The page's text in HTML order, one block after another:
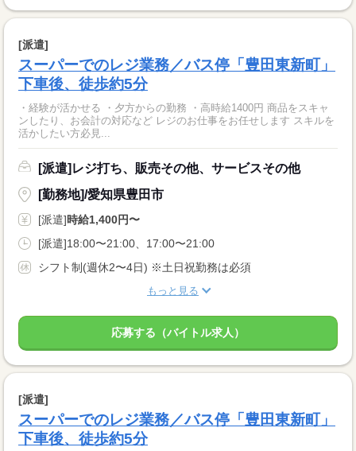
[派遣]
スーパーでのレジ業務／バス停「豊田東新町」
下車後、徒歩約5分
・経験が活かせる ・夕方からの勤務 ・高時給1400円 商品をスキャ
ンしたり、お会計の対応など レジのお仕事をお任せします スキルを
活かしたい方必見...
[派遣]レジ打ち、販売その他、サービスその他
[勤務地]/愛知県豊田市
[派遣]時給1,400円〜
[派遣]18:00〜21:00、17:00〜21:00
シフト制(週休2〜4日) ※土日祝勤務は必須
もっと見る
応募する（バイトル求人）
[派遣]
スーパーでのレジ業務／バス停「豊田東新町」
下車後、徒歩約5分